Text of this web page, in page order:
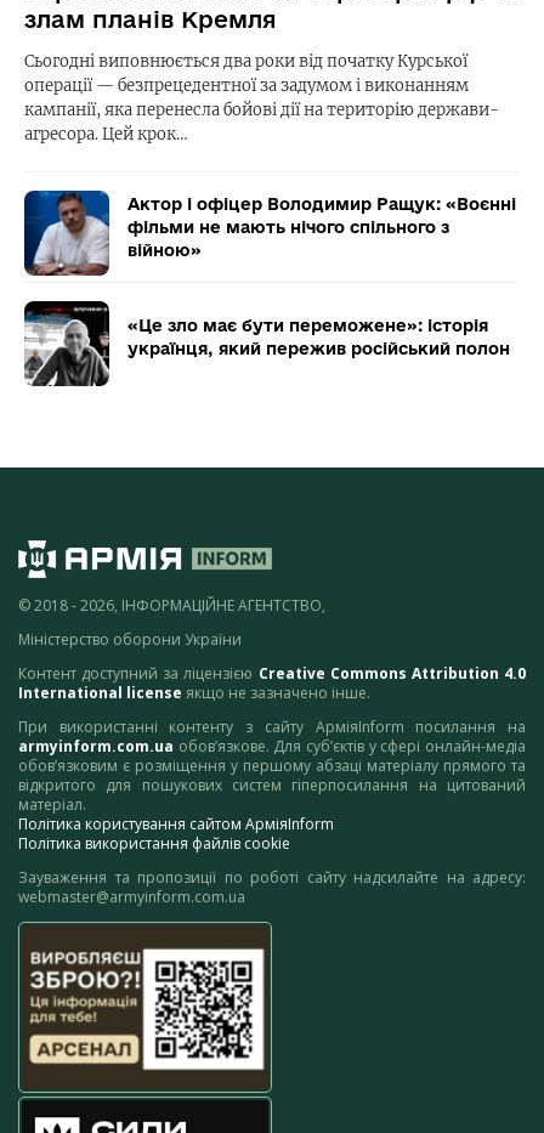
злам планів Кремля
Сьогодні виповнюється два роки від початку Курської
операції — безпрецедентної за задумом і виконанням
кампанії, яка перенесла бойові дії на територію держави-
агресора. Цей крок…
Актор і офіцер Володимир Ращук: «Воєнні
фільми не мають нічого спільного з
війною»
«Це зло має бути переможене»: історія
українця, який пережив російський полон
© 2018 - 2026, ІНФОРМАЦІЙНЕ АГЕНТСТВО,
Міністерство оборони України
Контент доступний за ліцензією Creative Commons Attribution 4.0
International license якщо не зазначено інше.
При використанні контенту з сайту АрміяInform посилання на
armyinform.com.ua обов’язкове. Для суб’єктів у сфері онлайн-медіа
обов’язковим є розміщення у першому абзаці матеріалу прямого та
відкритого для пошукових систем гіперпосилання на цитований
матеріал.
Політика користування сайтом АрміяInform
Політика використання файлів cookie
Зауваження та пропозиції по роботі сайту надсилайте на адресу:
webmaster@armyinform.com.ua